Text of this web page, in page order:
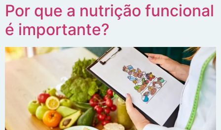
Por que a nutrição funcional
é importante?